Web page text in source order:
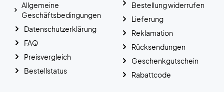
Allgemeine
Geschäftsbedingungen
Datenschutzerklärung
FAQ
Preisvergleich
Bestellstatus
Bestellung widerrufen
Lieferung
Reklamation
Rücksendungen
Geschenkgutschein
Rabattcode